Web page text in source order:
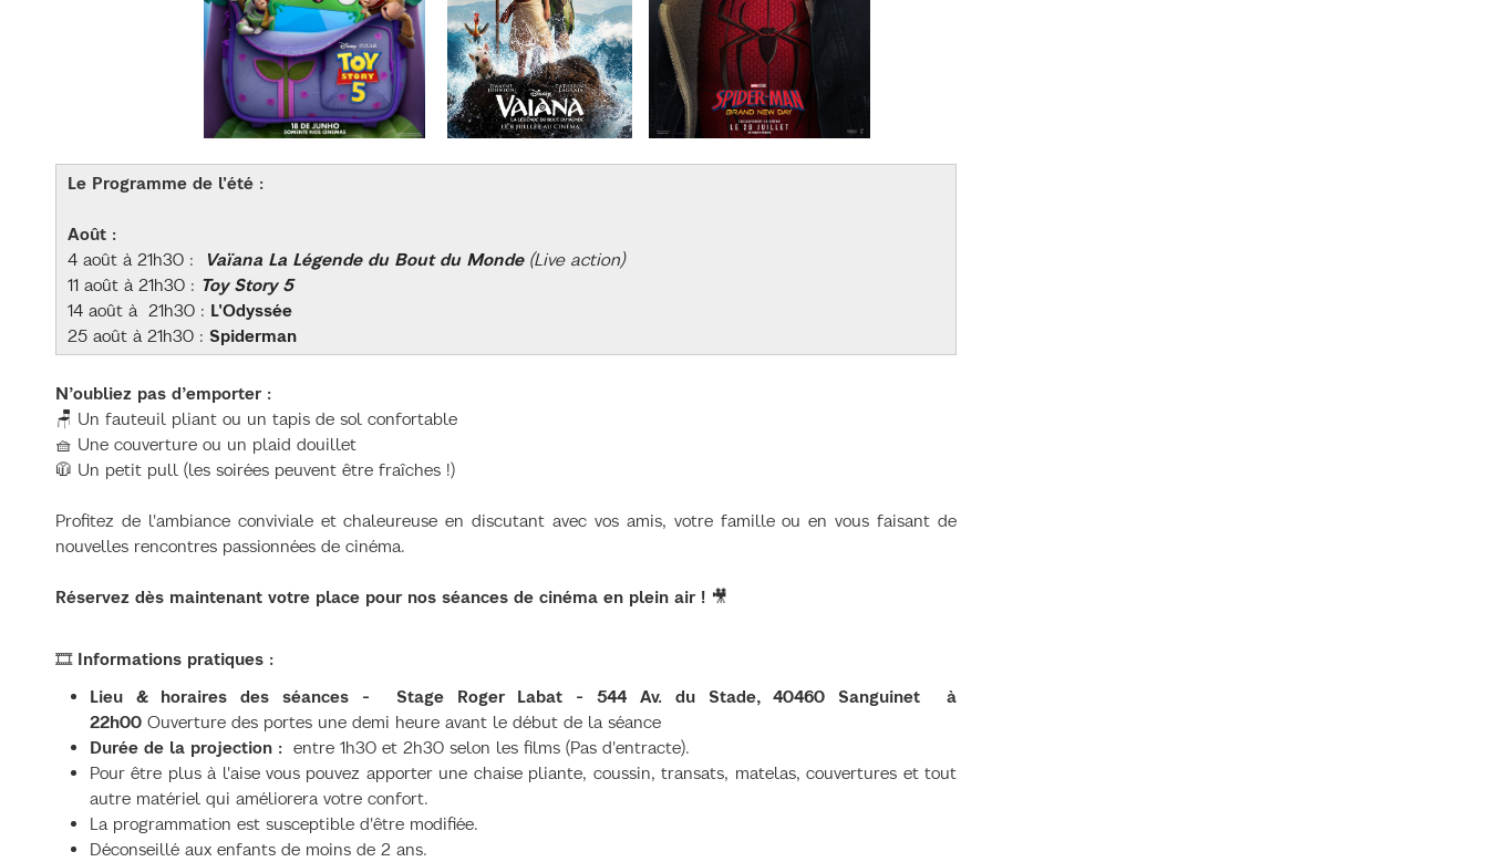
Le Programme de l'été :
Août :
4 août à 21h30 :
Vaïana La Légende du Bout du Monde (Live action)
11 août à 21h30 : Toy Story 5
14 août à 21h30 : L'Odyssée
25 août à 21h30 : Spiderman
N’oubliez pas d’emporter :
🪑 Un fauteuil pliant ou un tapis de sol confortable
🧺 Une couverture ou un plaid douillet
🧥 Un petit pull (les soirées peuvent être fraîches !)
Profitez de l'ambiance conviviale et chaleureuse en discutant avec vos amis, votre famille ou en vous faisant de
nouvelles rencontres passionnées de cinéma.
Réservez dès maintenant votre place pour nos séances de cinéma en plein air ! 🎥
🎞️ Informations pratiques :
Lieu & horaires des séances - Stage Roger Labat - 544 Av. du Stade, 40460 Sanguinet
à
22h00Ouverture des portes une demi heure avant le début de la séance
Durée de la projection : entre 1h30 et 2h30 selon les films (Pas d'entracte).
Pour être plus à l'aise vous pouvez apporter une chaise pliante, coussin, transats, matelas, couvertures et tout
autre matériel qui améliorera votre confort.
La programmation est susceptible d'être modifiée.
Déconseillé aux enfants de moins de 2 ans.